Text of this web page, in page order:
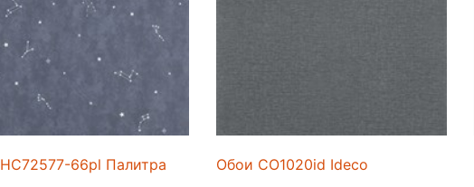
66pl Палитра Обои CO1020id Ideco